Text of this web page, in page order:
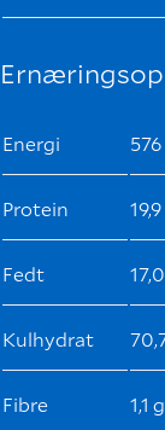
Energi
Protein
Fedt
Kulhydrat
Fibre 1,1 g